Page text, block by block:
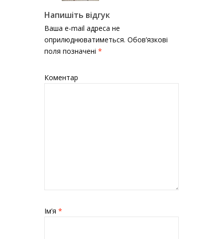
Напишіть відгук
Ваша e-mail адреса не
оприлюднюватиметься. Обов’язкові
поля позначені *
Коментар
Ім’я *